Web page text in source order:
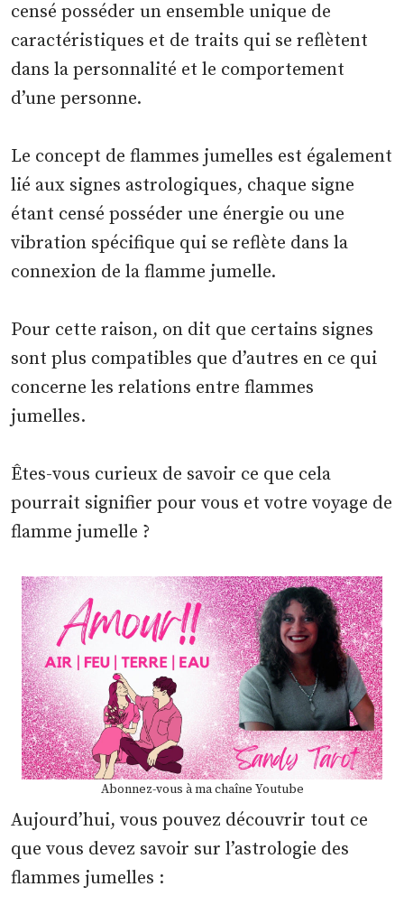
censé posséder un ensemble unique de
caractéristiques et de traits qui se reflètent
dans la personnalité et le comportement
d’une personne.
Le concept de flammes jumelles est également
lié aux signes astrologiques, chaque signe
étant censé posséder une énergie ou une
vibration spécifique qui se reflète dans la
connexion de la flamme jumelle.
Pour cette raison, on dit que certains signes
sont plus compatibles que d’autres en ce qui
concerne les relations entre flammes
jumelles.
Êtes-vous curieux de savoir ce que cela
pourrait signifier pour vous et votre voyage de
flamme jumelle ?
Abonnez-vous à ma chaîne Youtube
Aujourd’hui, vous pouvez découvrir tout ce
que vous devez savoir sur l’astrologie des
flammes jumelles :